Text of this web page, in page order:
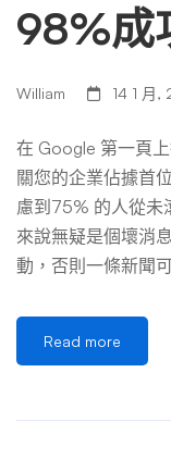
98%成
William 14 1 月,
在 Google 第一頁
關您的企業佔據首
慮到75% 的人從未
來說無疑是個壞消
動，否則一條新聞
的服務可以讓您從
搜尋者找到的正面
Read more